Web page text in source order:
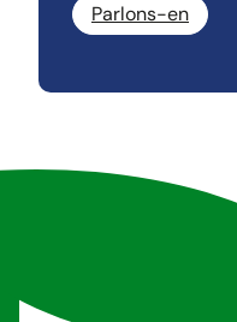
Parlons-en